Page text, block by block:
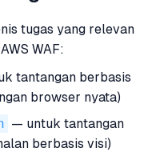
tugas yang relevan
WAF:
tantangan berbasis
browser nyata)
— untuk tantangan
berbasis visi)